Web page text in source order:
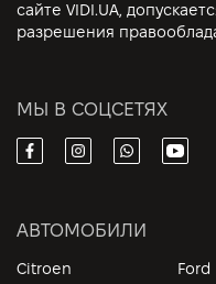
сайте VIDI.UA,
разрешения
МЫ В СОЦСЕТЯХ
АВТОМОБИЛИ
Citroen Ford